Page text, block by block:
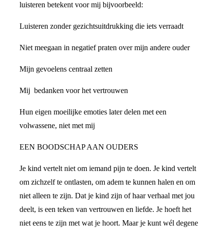
luisteren betekent voor mij bijvoorbeeld:
Luisteren zonder gezichtsuitdrukking die iets verraadt
Niet meegaan in negatief praten over mijn andere ouder
Mijn gevoelens centraal zetten
Mij bedanken voor het vertrouwen
Hun eigen moeilijke emoties later delen met een
volwassene, niet met mij
EEN BOODSCHAP AAN OUDERS
Je kind vertelt niet om iemand pijn te doen. Je kind vertelt
om zichzelf te ontlasten, om adem te kunnen halen en om
niet alleen te zijn. Dat je kind zijn of haar verhaal met jou
deelt, is een teken van vertrouwen en liefde. Je hoeft het
niet eens te zijn met wat je hoort. Maar je kunt wél degene